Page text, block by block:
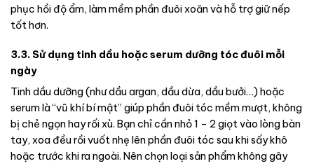
phục hồi độ ẩm, làm mềm phần đuôi xoăn và hỗ trợ giữ nếp
tốt hơn.
3.3. Sử dụng tinh dầu hoặc serum dưỡng tóc đuôi mỗi
ngày
Tinh dầu dưỡng (như dầu argan, dầu dừa, dầu bưởi…) hoặc
serum là “vũ khí bí mật” giúp phần đuôi tóc mềm mượt, không
bị chẻ ngọn hay rối xù. Bạn chỉ cần nhỏ 1 – 2 giọt vào lòng bàn
tay, xoa đều rồi vuốt nhẹ lên phần đuôi tóc sau khi sấy khô
hoặc trước khi ra ngoài. Nên chọn loại sản phẩm không gây